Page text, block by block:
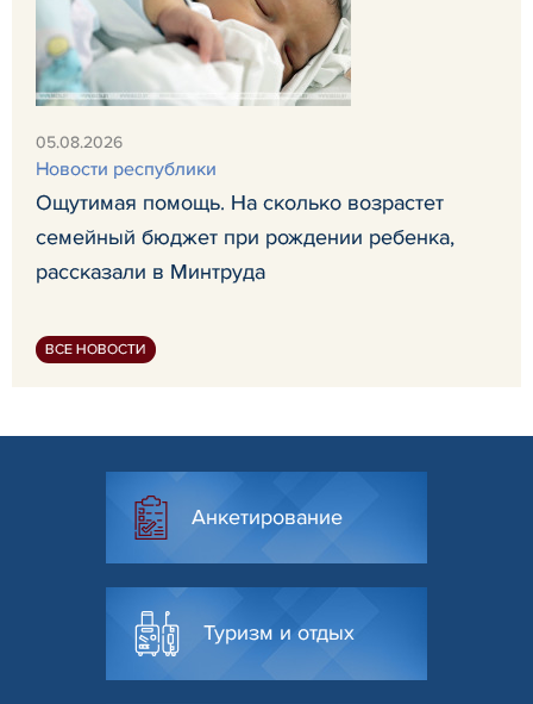
05.08.2026
Новости республики
Ощутимая помощь. На сколько возрастет
семейный бюджет при рождении ребенка,
рассказали в Минтруда
ВСЕ НОВОСТИ
Анкетирование
Туризм и отдых